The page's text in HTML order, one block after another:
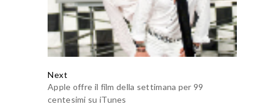
Next
Apple offre il film della settimana per 99
centesimi su iTunes